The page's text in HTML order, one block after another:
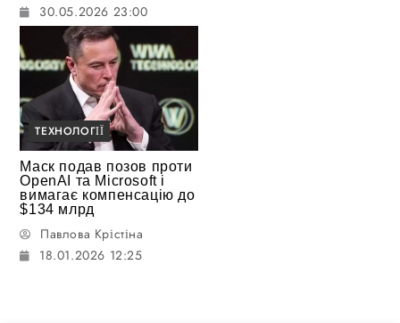
30.05.2026 23:00
ТЕХНОЛОГІЇ
Маск подав позов проти
OpenAI та Microsoft і
вимагає компенсацію до
$134 млрд
Павлова Крістіна
18.01.2026 12:25